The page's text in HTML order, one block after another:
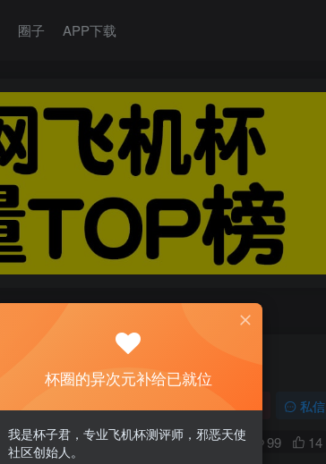
圈子 APP下载
私信
0 99 14
杯圈的异次元补给已就位
我是杯子君，专业飞机杯测评师，邪恶天使
社区创始人。